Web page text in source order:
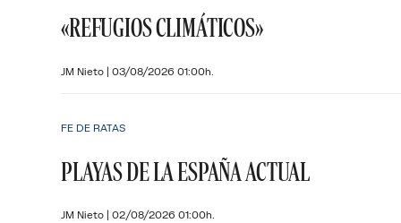
«REFUGIOS CLIMÁTICOS»
JM Nieto | 03/08/2026 01:00h.
FE DE RATAS
PLAYAS DE LA ESPAÑA ACTUAL
JM Nieto | 02/08/2026 01:00h.